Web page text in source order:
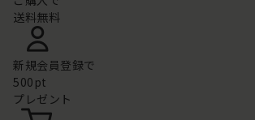
送料無料
新規会員登録で
500pt
プレゼント